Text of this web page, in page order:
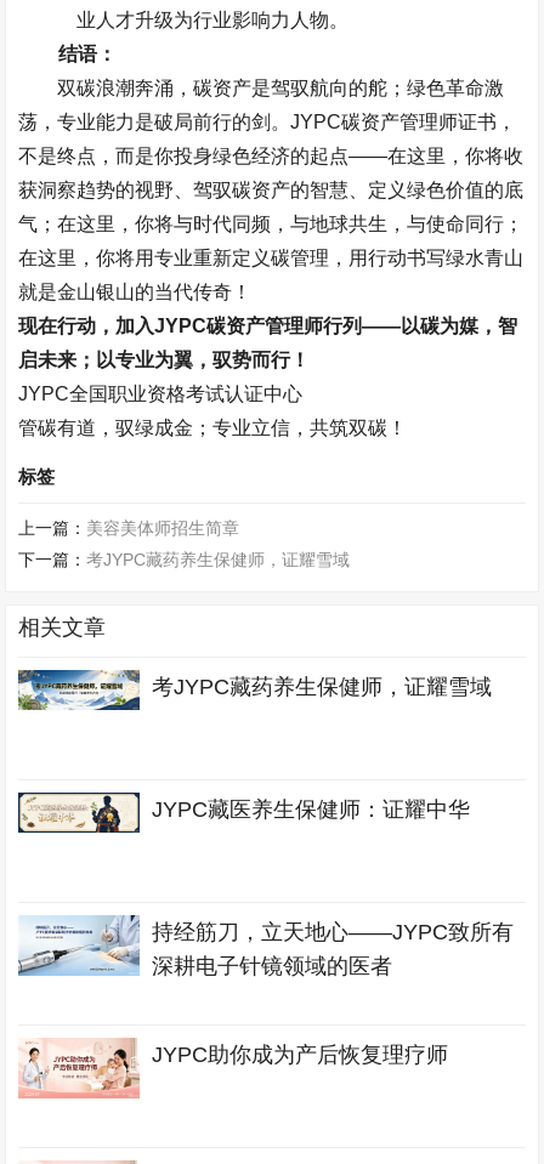
业人才升级为行业影响力人物。
结语：
双碳浪潮奔涌，碳资产是驾驭航向的舵；绿色革命激
荡，专业能力是破局前行的剑。JYPC碳资产管理师证书，
不是终点，而是你投身绿色经济的起点——在这里，你将收
获洞察趋势的视野、驾驭碳资产的智慧、定义绿色价值的底
气；在这里，你将与时代同频，与地球共生，与使命同行；
在这里，你将用专业重新定义碳管理，用行动书写绿水青山
就是金山银山的当代传奇！
现在行动，加入JYPC碳资产管理师行列——以碳为媒，智
启未来；以专业为翼，驭势而行！
JYPC全国职业资格考试认证中心
管碳有道，驭绿成金；专业立信，共筑双碳！
标签
上一篇： 美容美体师招生简章
下一篇：考JYPC藏药养生保健师，证耀雪域
相关文章
考JYPC藏药养生保健师，证耀雪域
JYPC藏医养生保健师：证耀中华
持经筋刀，立天地心——JYPC致所有
深耕电子针镜领域的医者
JYPC助你成为产后恢复理疗师